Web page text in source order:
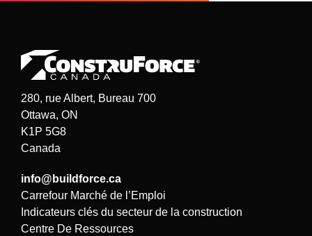
280, rue Albert, Bureau 700
Ottawa, ON
K1P 5G8
Canada
info@buildforce.ca
Carrefour Marché de l’Emploi
Indicateurs clés du secteur de la construction
Centre De Ressources